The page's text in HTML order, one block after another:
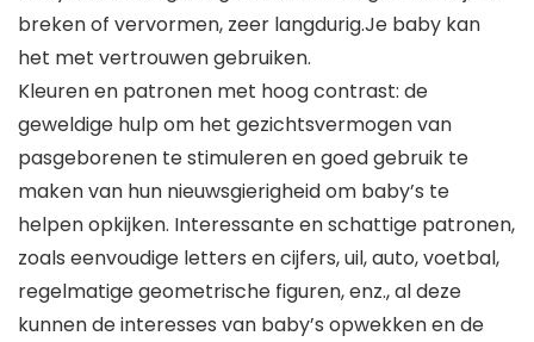
breken of vervormen, zeer langdurig.Je baby kan
het met vertrouwen gebruiken.
Kleuren en patronen met hoog contrast: de
geweldige hulp om het gezichtsvermogen van
pasgeborenen te stimuleren en goed gebruik te
maken van hun nieuwsgierigheid om baby’s te
helpen opkijken. Interessante en schattige patronen,
zoals eenvoudige letters en cijfers, uil, auto, voetbal,
regelmatige geometrische figuren, enz., al deze
kunnen de interesses van baby’s opwekken en de